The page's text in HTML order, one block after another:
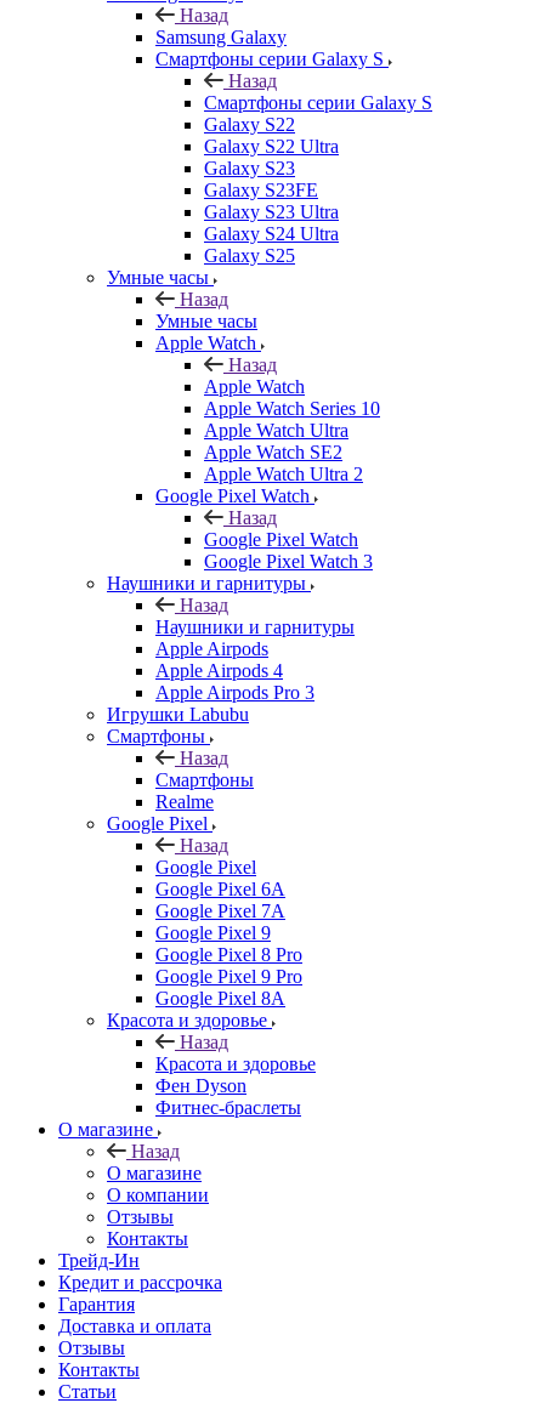
Назад
Samsung Galaxy
Смартфоны серии Galaxy S
Назад
Смартфоны серии Galaxy S
Galaxy S22
Galaxy S22 Ultra
Galaxy S23
Galaxy S23FE
Galaxy S23 Ultra
Galaxy S24 Ultra
Galaxy S25
Умные часы
Назад
Умные часы
Apple Watch
Назад
Apple Watch
Apple Watch Series 10
Apple Watch Ultra
Apple Watch SE2
Apple Watch Ultra 2
Google Pixel Watch
Назад
Google Pixel Watch
Google Pixel Watch 3
Наушники и гарнитуры
Назад
Наушники и гарнитуры
Apple Airpods
Apple Airpods 4
Apple Airpods Pro 3
Игрушки Labubu
Смартфоны
Назад
Смартфоны
Realme
Google Pixel
Назад
Google Pixel
Google Pixel 6A
Google Pixel 7А
Google Pixel 9
Google Pixel 8 Pro
Google Pixel 9 Pro
Google Pixel 8A
Красота и здоровье
Назад
Красота и здоровье
Фен Dyson
Фитнес-браслеты
О магазине
Назад
О магазине
О компании
Отзывы
Контакты
Трейд-Ин
Кредит и рассрочка
Гарантия
Доставка и оплата
Отзывы
Контакты
Статьи